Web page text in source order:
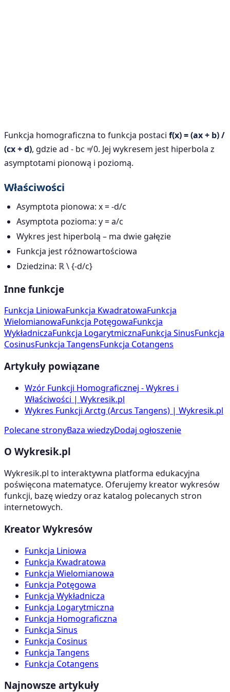
Funkcja homograficzna to funkcja postaci f(x) = (ax + b) /
(cx + d), gdzie ad - bc ≠ 0. Jej wykresem jest hiperbola z
asymptotami pionową i poziomą.
Właściwości
Asymptota pionowa: x = -d/c
Asymptota pozioma: y = a/c
Wykres jest hiperbolą – ma dwie gałęzie
Funkcja jest różnowartościowa
Dziedzina: ℝ \ {-d/c}
Inne funkcje
Funkcja LiniowaFunkcja KwadratowaFunkcja
WielomianowaFunkcja PotęgowaFunkcja
WykładniczaFunkcja LogarytmicznaFunkcja SinusFunkcja
CosinusFunkcja TangensFunkcja Cotangens
Artykuły powiązane
Wzór Funkcji Homograficznej - Wykres i
Właściwości | Wykresik.pl
Wykres Funkcji Arctg (Arcus Tangens) | Wykresik.pl
Polecane stronyBaza wiedzyDodaj ogłoszenie
O Wykresik.pl
Wykresik.pl to interaktywna platforma edukacyjna
poświęcona matematyce. Oferujemy kreator wykresów
funkcji, bazę wiedzy oraz katalog polecanych stron
internetowych.
Kreator Wykresów
Funkcja Liniowa
Funkcja Kwadratowa
Funkcja Wielomianowa
Funkcja Potęgowa
Funkcja Wykładnicza
Funkcja Logarytmiczna
Funkcja Homograficzna
Funkcja Sinus
Funkcja Cosinus
Funkcja Tangens
Funkcja Cotangens
Najnowsze artykuły